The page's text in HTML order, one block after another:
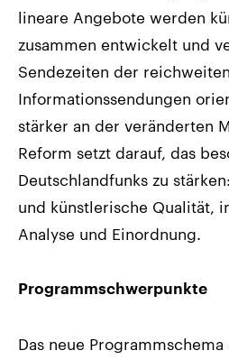
lineare Angebote werden
zusammen entwickelt und
Sendezeiten der
Informationssendungen
stärker an der veränderten
Reform setzt darauf, das
Deutschlandfunks zu
und künstlerische Qualität,
Analyse und Einordnung.
Programmschwerpunkte
Das neue Programmschema